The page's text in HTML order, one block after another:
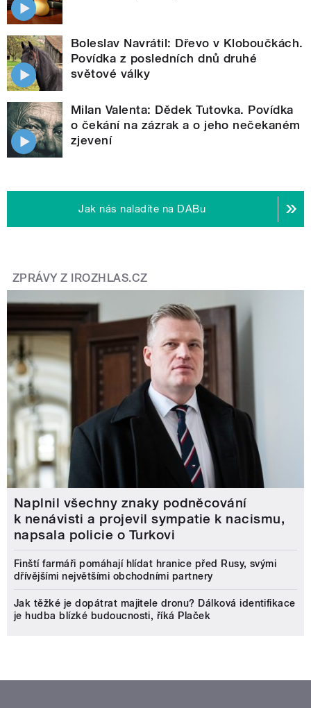
Boleslav Navrátil: Dřevo v Kloboučkách.
Povídka z posledních dnů druhé
světové války
Milan Valenta: Dědek Tutovka. Povídka
o čekání na zázrak a o jeho nečekaném
zjevení
Jak nás naladíte na DABu
ZPRÁVY Z IROZHLAS.CZ
Naplnil všechny znaky podněcování
k nenávisti a projevil sympatie k nacismu,
napsala policie o Turkovi
Finští farmáři pomáhají hlídat hranice před Rusy, svými
dřívějšími největšími obchodními partnery
Jak těžké je dopátrat majitele dronu? Dálková identifikace
je hudba blízké budoucnosti, říká Plaček